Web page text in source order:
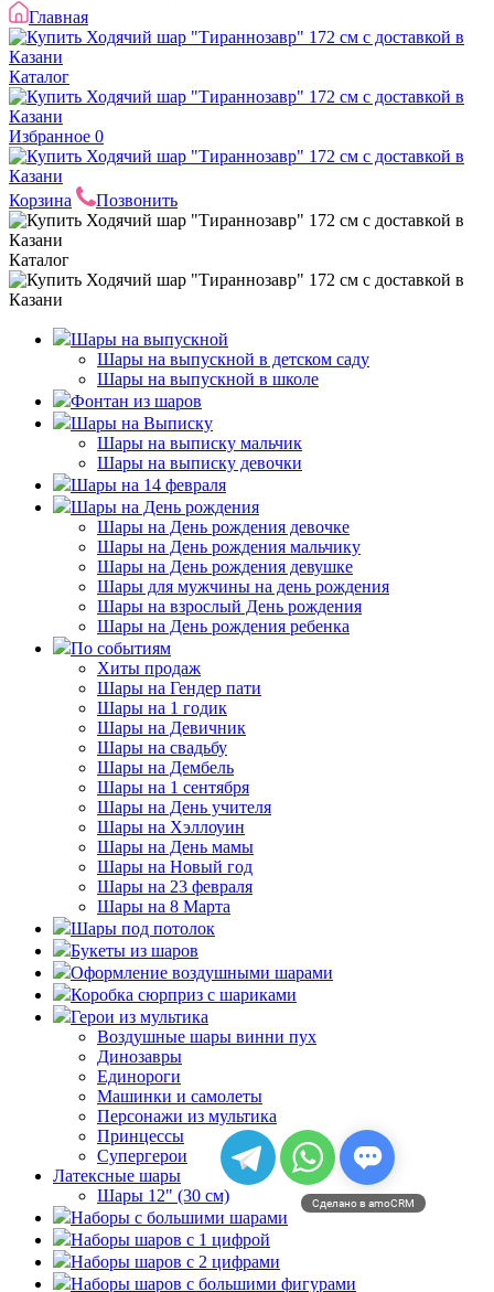
Главная
Каталог
Избранное 0
Корзина Позвонить
Каталог
Шары на выпускной
Шары на выпускной в детском саду
Шары на выпускной в школе
Фонтан из шаров
Шары на Выписку
Шары на выписку мальчик
Шары на выписку девочки
Шары на 14 февраля
Шары на День рождения
Шары на День рождения девочке
Шары на День рождения мальчику
Шары на День рождения девушке
Шары для мужчины на день рождения
Шары на взрослый День рождения
Шары на День рождения ребенка
По событиям
Хиты продаж
Шары на Гендер пати
Шары на 1 годик
Шары на Девичник
Шары на свадьбу
Шары на Дембель
Шары на 1 сентября
Шары на День учителя
Шары на Хэллоуин
Шары на День мамы
Шары на Новый год
Шары на 23 февраля
Шары на 8 Марта
Шары под потолок
Букеты из шаров
Оформление воздушными шарами
Коробка сюрприз с шариками
Герои из мультика
Воздушные шары винни пух
Динозавры
Единороги
Машинки и самолеты
Персонажи из мультика
Принцессы
Супергерои
Латексные шары
Шары 12" (30 см)
Наборы с большими шарами
Наборы шаров с 1 цифрой
Наборы шаров с 2 цифрами
Наборы шаров с большими фигурами
Сделано в amoCRM